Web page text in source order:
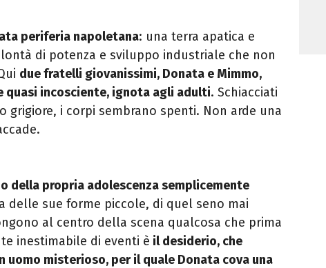
periferia napoletana: una terra apatica e
di potenza e sviluppo industriale che non
due fratelli giovanissimi, Donata e Mimmo,
quasi incosciente, ignota agli adulti. Schiacciati
grigiore, i corpi sembrano spenti. Non arde una
della propria adolescenza semplicemente
delle sue forme piccole, di quel seno mai
al centro della scena qualcosa che prima
inestimabile di eventi è il desiderio, che
uomo misterioso, per il quale Donata cova una